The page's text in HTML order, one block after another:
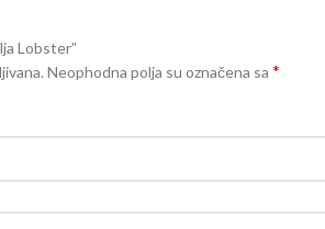
Lobster”
Neophodna polja su označena sa *